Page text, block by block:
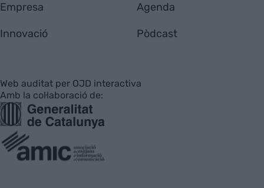
Empresa
Innovació
Agenda
Pòdcast
Web auditat per OJD interactiva
Amb la col·laboració de: